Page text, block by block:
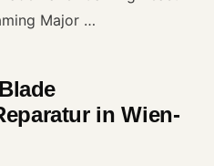
Major …
in Wien-